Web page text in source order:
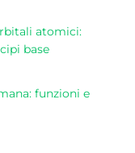
atomici:
base
funzioni e